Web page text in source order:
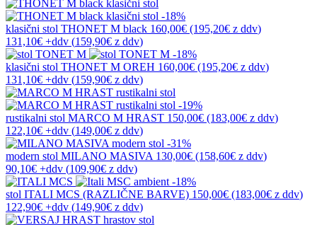
-18%
klasični stol THONET M black 160,00€ (195,20€ z ddv)
131,10€ +ddv (159,90€ z ddv)
-18%
klasični stol THONET M OREH 160,00€ (195,20€ z ddv)
131,10€ +ddv (159,90€ z ddv)
-19%
rustikalni stol MARCO M HRAST 150,00€ (183,00€ z ddv)
122,10€ +ddv (149,00€ z ddv)
-31%
modern stol MILANO MASIVA 130,00€ (158,60€ z ddv)
90,10€ +ddv (109,90€ z ddv)
-18%
stol ITALI MCS (RAZLIČNE BARVE) 150,00€ (183,00€ z ddv)
122,90€ +ddv (149,90€ z ddv)